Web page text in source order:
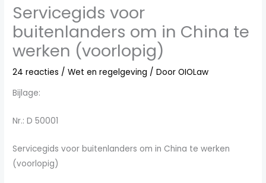
Servicegids voor
buitenlanders om in China te
werken (voorlopig)
24 reacties /Wet en regelgeving / DoorOIOLaw
Bijlage:
Nr.: D 50001
Servicegids voor buitenlanders om in China te werken
(voorlopig)